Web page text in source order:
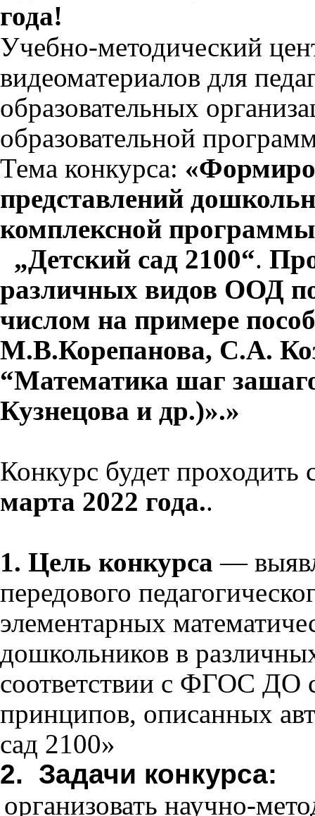
года!
Учебно-методический
видеоматериалов для
образовательных
образовательной
Тема конкурса:
представлений
комплексной
„Детский сад 2100“.
различных видов ООД
числом на примере
М.В.Корепанова, С.А.
“Математика шаг
Кузнецова и др.)».»
Конкурс будет проходить
марта 2022 года..
1. Цель конкурса—
передового
элементарных
дошкольников в
соответствии с ФГОС ДО
принципов, описанных
сад 2100»
2. Задачи конкурса:
организовать научно-